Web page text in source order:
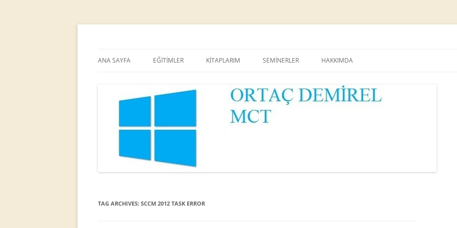
to
ANA SAYFA EĞİTİMLER KİTAPLARIM SEMİNERLER HAKKIMDA
TAG ARCHIVES: SCCM 2012 TASK ERROR